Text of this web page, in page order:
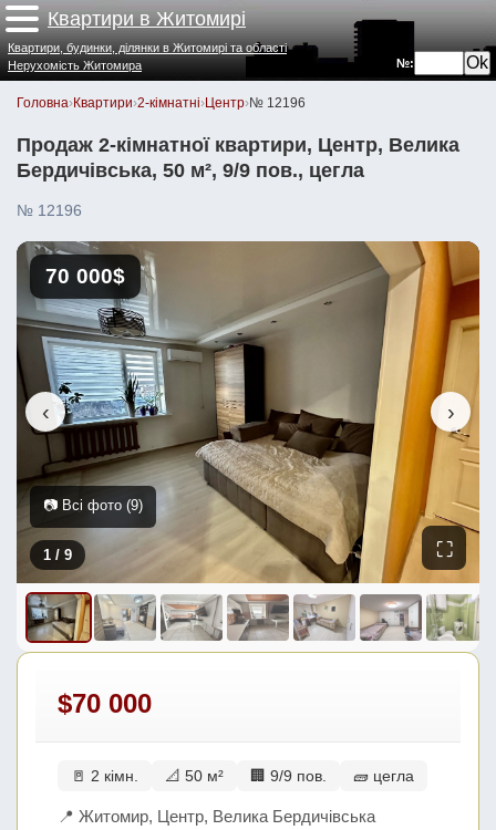
Квартири в Житомирі
№:
Квартири, будинки, ділянки в Житомирі та області
Нерухомість Житомира
Головна›Квартири›2-кімнатні›Центр›№ 12196
Продаж 2-кімнатної квартири, Центр, Велика
Бердичівська, 50 м², 9/9 пов., цегла
№ 12196
‹ ›
70 000$
1 / 9 ⛶
📷 Всі фото (9)
$70 000
🚪 2 кімн. 📐 50 м² 🏢 9/9 пов. 🧱 цегла
📍 Житомир, Центр, Велика Бердичівська